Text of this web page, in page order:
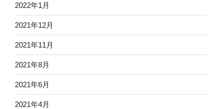
2022年1月
2021年12月
2021年11月
2021年8月
2021年6月
2021年4月